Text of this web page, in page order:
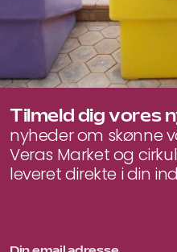
Tilmeld dig vores
nyheder om skønne
Veras Market og
leveret direkte i din